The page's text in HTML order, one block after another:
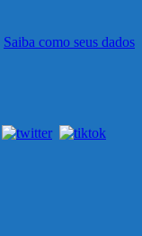
Saiba como seus dados